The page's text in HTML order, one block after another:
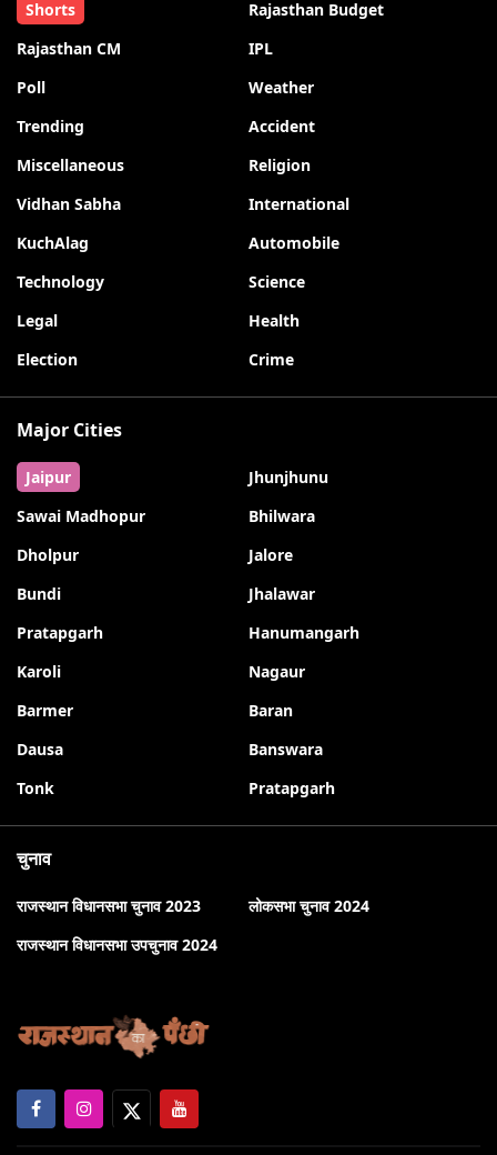
Shorts
Rajasthan Budget
Rajasthan CM
IPL
Poll
Weather
Trending
Accident
Miscellaneous
Religion
Vidhan Sabha
International
KuchAlag
Automobile
Technology
Science
Legal
Health
Election
Crime
Major Cities
Jaipur
Jhunjhunu
Sawai Madhopur
Bhilwara
Dholpur
Jalore
Bundi
Jhalawar
Pratapgarh
Hanumangarh
Karoli
Nagaur
Barmer
Baran
Dausa
Banswara
Tonk
Pratapgarh
चुनाव
राजस्थान विधानसभा चुनाव 2023
लोकसभा चुनाव 2024
राजस्थान विधानसभा उपचुनाव 2024